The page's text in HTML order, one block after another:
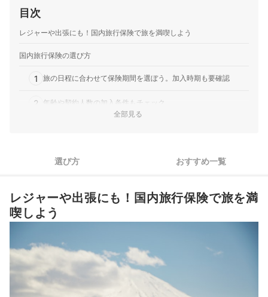
目次
レジャーや出張にも！国内旅行保険で旅を満喫しよう
国内旅行保険の選び方
1 旅の日程に合わせて保険期間を選ぼう。加入時期も要確認
2 年齢や契約人数の加入条件もチェック
5 24時間365日事故受付で安心感アップ
おすすめの国内旅行保険12選
人気国内旅行保険全12サービスの認知度をもとにランキング化！
クレジットカード付帯やほかの保険との重複も確認！
海外に旅に出るなら「海外旅行保険」を選ぼう
全部見る
選び方 おすすめ一覧
レジャーや出張にも！国内旅行保険で旅を満
喫しよう